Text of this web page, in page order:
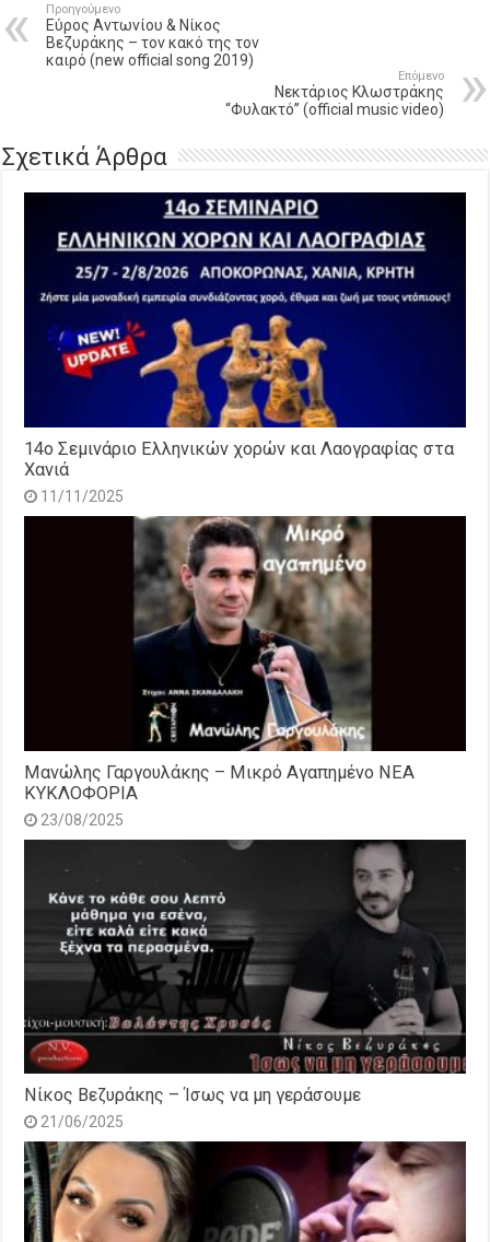
Προηγούμενο
Εύρος Αντωνίου & Νίκος
Βεζυράκης – τον κακό της τον
καιρό (new official song 2019)
Επόμενο
Νεκτάριος Κλωστράκης
“Φυλακτό” (official music video)
Σχετικά Άρθρα
14o Σεμινάριο Ελληνικών χορών και Λαογραφίας στα
Χανιά
11/11/2025
Μανώλης Γαργουλάκης – Μικρό Αγαπημένο NEΑ
ΚΥΚΛΟΦΟΡΙΑ
23/08/2025
Νίκος Βεζυράκης – Ίσως να μη γεράσουμε
21/06/2025